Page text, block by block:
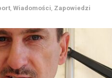
Wiadomości Zapowiedzi